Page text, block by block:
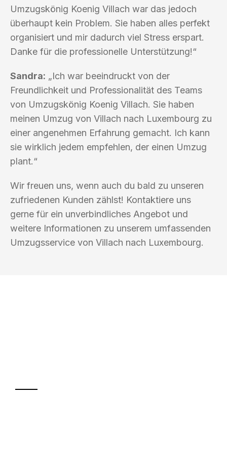
Umzugskönig Koenig Villach war das jedoch
überhaupt kein Problem. Sie haben alles perfekt
organisiert und mir dadurch viel Stress erspart.
Danke für die professionelle Unterstützung!“
Sandra: „Ich war beeindruckt von der
Freundlichkeit und Professionalität des Teams
von Umzugskönig Koenig Villach. Sie haben
meinen Umzug von Villach nach Luxembourg zu
einer angenehmen Erfahrung gemacht. Ich kann
sie wirklich jedem empfehlen, der einen Umzug
plant.“
Wir freuen uns, wenn auch du bald zu unseren
zufriedenen Kunden zählst! Kontaktiere uns
gerne für ein unverbindliches Angebot und
weitere Informationen zu unserem umfassenden
Umzugsservice von Villach nach Luxembourg.